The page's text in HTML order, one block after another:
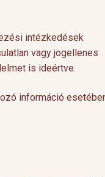
intézkedések
vagy jogellenes
is ideértve.
információ